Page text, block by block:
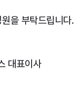
을 부탁드립니다.
대표이사